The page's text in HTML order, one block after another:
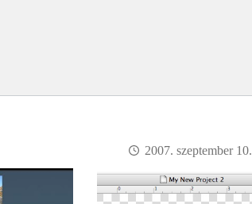
2007. szeptember 10.